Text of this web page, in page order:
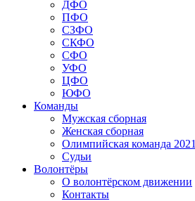
ДФО
ПФО
СЗФО
СКФО
СФО
УФО
ЦФО
ЮФО
Команды
Мужская сборная
Женская сборная
Олимпийская команда 2021
Судьи
Волонтёры
О волонтёрском движении
Контакты